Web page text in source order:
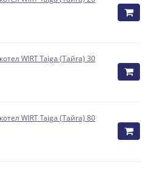
WIRT Taiga (Тайга) 30
WIRT Taiga (Тайга) 80